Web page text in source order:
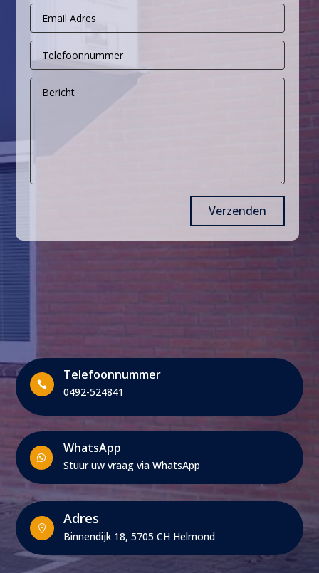
Verzenden

Telefoonnummer
0492-524841

WhatsApp
Stuur uw vraag via WhatsApp

Adres
Binnendijk 18, 5705 CH Helmond